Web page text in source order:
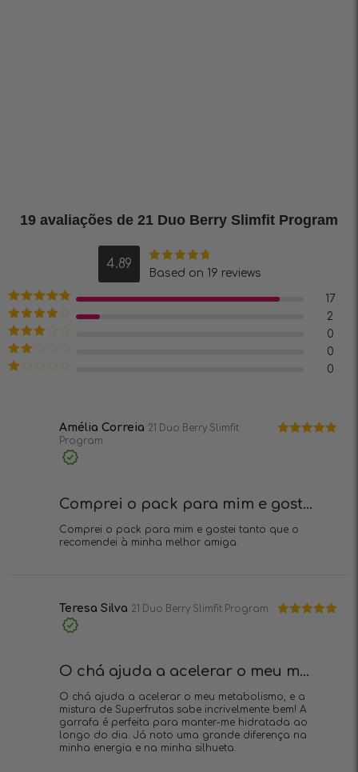
19 avaliações de 21 Duo Berry Slimfit Program
4.89
Avaliação
Based on 19 reviews
Avaliação 5
de 5
17
Avaliação
de 5
2
Avaliação
3
de 5
0
Avaliação
0
0
Amélia Correia 21 Duo Berry Slimfit
Program
Comprei o pack para mim e gost...
Comprei o pack para mim e gostei tanto que o
recomendei à minha melhor amiga.
Teresa Silva 21 Duo Berry Slimfit Program
O chá ajuda a acelerar o meu m...
O chá ajuda a acelerar o meu metabolismo, e a
mistura de Superfrutas sabe incrivelmente bem! A
garrafa é perfeita para manter-me hidratada ao
longo do dia. Já noto uma grande diferença na
minha energia e na minha silhueta.